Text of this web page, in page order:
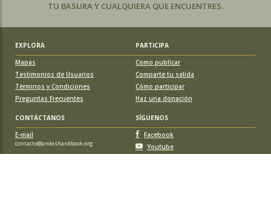
TU BASURA Y CUALQUIERA QUE ENCUENTRES.
EXPLORA
PARTICIPA
Mapas
Testimonios de Usuarios
Términos y Condiciones
Preguntas Frecuentes
Como publicar
Comparte tu salida
Cómo participar
Haz una donación
CONTÁCTANOS
SÍGUENOS
E-mail
contacto@andeshandbook.org
Facebook
Youtube